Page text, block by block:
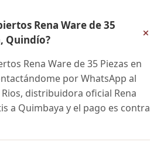
Rena Ware de 35
Quindío?
+
Rena Ware de 35 Piezas en
por WhatsApp al
Rios, distribuidora oficial Rena
a Quimbaya y el pago es contra